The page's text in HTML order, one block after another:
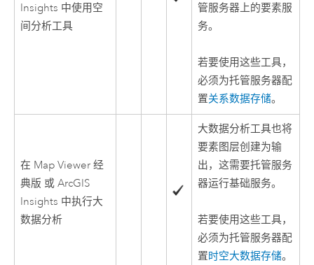
Insights 中使用空
间分析工具
管服务器上的要素服
务。
若要使用这些工具，
必须为托管服务器配
置关系数据存储。
在 Map Viewer 经
典版 或ArcGIS
Insights 中执行大
数据分析
大数据分析工具也将
要素图层创建为输
出，这需要托管服务
器运行基础服务。
若要使用这些工具，
必须为托管服务器配
置时空大数据存储。